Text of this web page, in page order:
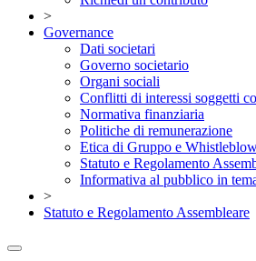
>
Governance
Dati societari
Governo societario
Organi sociali
Conflitti di interessi soggetti
Normativa finanziaria
Politiche di remunerazione
Etica di Gruppo e
Statuto e Regolamento
Informativa al pubblico in
>
Statuto e Regolamento Assembleare